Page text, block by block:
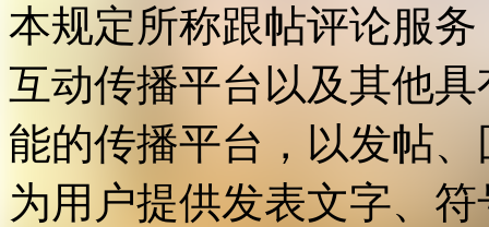
本规定所称跟帖评论服
互动传播平台以及其他
能的传播平台，以发帖
为用户提供发表文字、